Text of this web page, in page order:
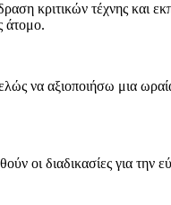
κριτικών τέχνης
άτομο.
να αξιοποιήσω μια
οι διαδικασίες για την